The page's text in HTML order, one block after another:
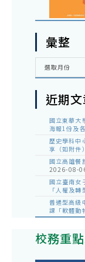
彙整
彙
選取月份
近期文
國立東華大
海報1份及
歷史學科中
享（如附件）
國立高雄餐
2026-08-
國立臺南女
「人權及
普通型高級
課「軟體動
校務重